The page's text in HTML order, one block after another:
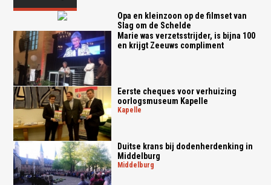
Opa en kleinzoon op de filmset van
Slag om de Schelde
Marie was verzetsstrijder, is bijna 100
en krijgt Zeeuws compliment
Eerste cheques voor verhuizing
oorlogsmuseum Kapelle
kapelle
Duitse krans bij dodenherdenking in
Middelburg
middelburg